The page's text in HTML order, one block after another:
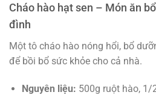
Cháo hào hạt sen – Món ăn
đình
Một tô cháo hào nóng hổi, bổ
để bồi bổ sức khỏe cho cả nhà.
Nguyên liệu: 500g ruột hào, 1/